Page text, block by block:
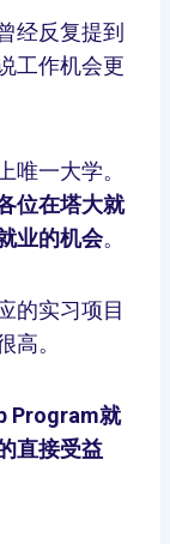
经反复提到
工作机会更
唯一大学。
位在塔大就
业的机会。
的实习项目
高。
Program就
直接受益